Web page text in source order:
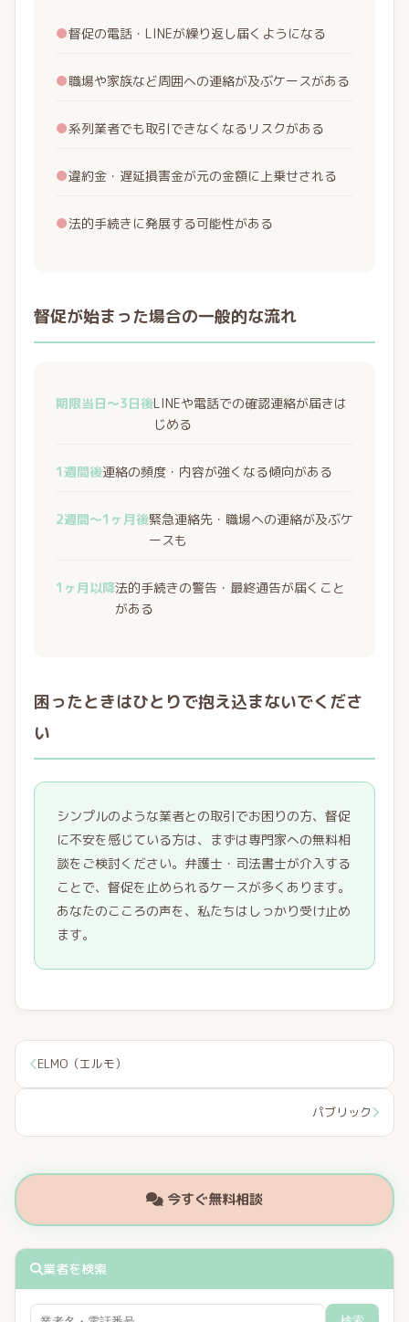
●督促の電話・LINEが繰り返し届くようになる
●職場や家族など周囲への連絡が及ぶケースがある
●系列業者でも取引できなくなるリスクがある
●違約金・遅延損害金が元の金額に上乗せされる
●法的手続きに発展する可能性がある
督促が始まった場合の一般的な流れ
期限当日〜3日後LINEや電話での確認連絡が届きは
じめる
1週間後連絡の頻度・内容が強くなる傾向がある
2週間〜1ヶ月後緊急連絡先・職場への連絡が及ぶケ
ースも
1ヶ月以降法的手続きの警告・最終通告が届くこと
がある
困ったときはひとりで抱え込まないでくださ
い
シンプルのような業者との取引でお困りの方、督促
に不安を感じている方は、まずは専門家への無料相
談をご検討ください。弁護士・司法書士が介入する
ことで、督促を止められるケースが多くあります。
あなたのこころの声を、私たちはしっかり受け止め
ます。
ELMO（エルモ）
パブリック
今すぐ無料相談
業者を検索